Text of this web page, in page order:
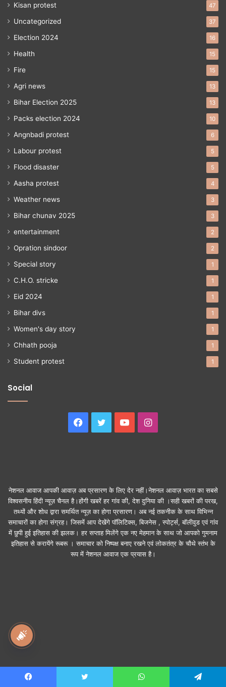
Kisan protest 47
Uncategorized 37
Election 2024 16
Health 15
Fire 15
Agri news 13
Bihar Election 2025 13
Packs election 2024 10
Angnbadi protest 6
Labour protest 5
Flood disaster 5
Aasha protest 4
Weather news 3
Bihar chunav 2025 3
entertainment 2
Opration sindoor 2
Special story 1
C.H.O. stricke 1
Eid 2024 1
Bihar divs 1
Women's day story 1
Chhath pooja 1
Student protest 1
Social
Facebook
Twitter YouTubeInstagram
नेशनल आवाज आपकी आवाज़ अब प्रसारण के लिए देर नहीं।नेशनल आवाज़ भारत का सबसे
विश्वसनीय हिंदी न्यूज़ चैनल है।होंगी खबरें हर गांव की, देश दुनिया की ।सही खबरों की परख,
तथ्यों और शोध द्वारा समर्थित न्यूज़ का होगा प्रसारण। अब नई तकनीक के साथ विभिन्न
समाचारों का होगा संग्रह। जिसमें आप देखेंगे पॉलिटिक्स, बिजनेस , स्पोर्ट्स, बॉलीवुड एवं गांव
में छुपी हुई इतिहास की झलक। हर सप्ताह मिलेंगे एक नए मेहमान के साथ जो आपको गुमनाम
इतिहास से करायेंगे रूबरू । समाचार को निष्पक्ष बनाए रखने एवं लोकतंत्र के चौथे स्तंभ के
रूप में नेशनल आवाज एक प्रयास है।